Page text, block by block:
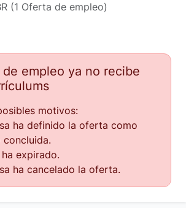
(1 Oferta de empleo)
empleo ya no recibe
motivos:
ha definido la oferta como
concluida.
expirado.
ha cancelado la oferta.